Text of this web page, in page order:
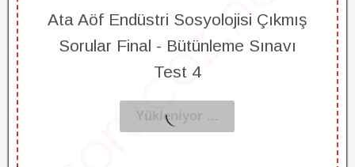
Ata Aöf Endüstri Sosyolojisi Çıkmış
Sorular Final - Bütünleme Sınavı
Test 4